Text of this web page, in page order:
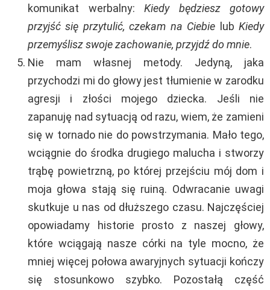
komunikat werbalny: Kiedy będziesz gotowy
przyjść się przytulić, czekam na Ciebie lubKiedy
przemyślisz swoje zachowanie, przyjdź do mnie.
Nie mam własnej metody. Jedyną, jaka
przychodzi mi do głowy jest tłumienie w zarodku
agresji i złości mojego dziecka. Jeśli nie
zapanuję nad sytuacją od razu, wiem, że zamieni
się w tornado nie do powstrzymania. Mało tego,
wciągnie do środka drugiego malucha i stworzy
trąbę powietrzną, po której przejściu mój dom i
moja głowa stają się ruiną. Odwracanie uwagi
skutkuje u nas od dłuższego czasu. Najczęściej
opowiadamy historie prosto z naszej głowy,
które wciągają nasze córki na tyle mocno, że
mniej więcej połowa awaryjnych sytuacji kończy
się stosunkowo szybko. Pozostałą część